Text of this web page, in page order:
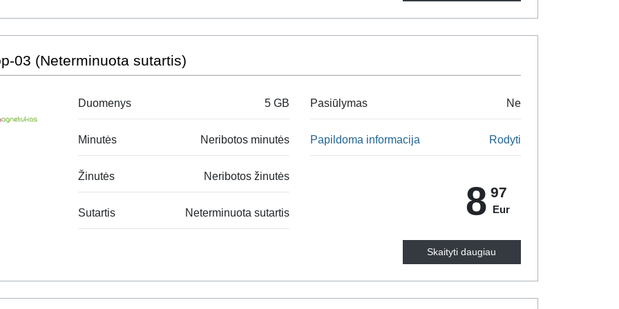
03 (Neterminuota sutartis)
Duomenys 5 GB
Minutės Neribotos minutės
Žinutės Neribotos žinutės
Sutartis Neterminuota sutartis
Pasiūlymas Ne
Papildoma informacija Rodyti
8 97
Eur
Skaityti daugiau